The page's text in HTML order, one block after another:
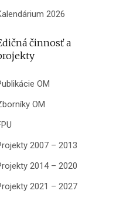
2026
činnosť a
OM
OM
2007 – 2013
2014 – 2020
2021 – 2027